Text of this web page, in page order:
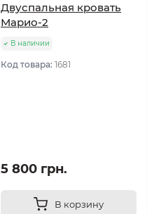
Двуспальная кровать
Марио-2
В наличии
Код товара: 1681
5 800 грн.
В корзину